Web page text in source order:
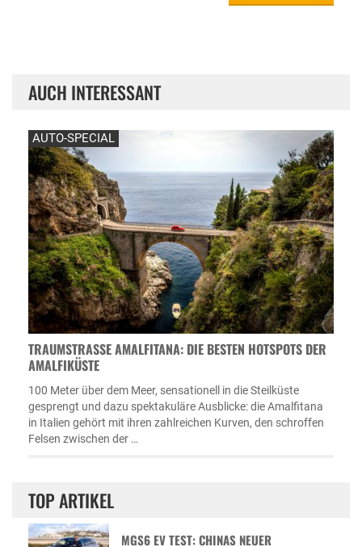
AUCH INTERESSANT
AUTO-SPECIAL
TRAUMSTRASSE AMALFITANA: DIE BESTEN HOTSPOTS DER A
MALFIKÜSTE
100 Meter über dem Meer, sensationell in die Steilküste
gesprengt und dazu spektakuläre Ausblicke: die Amalfitana
in Italien gehört mit ihren zahlreichen Kurven, den schroffen
Felsen zwischen der …
TOP ARTIKEL
MGS6 EV TEST: CHINAS NEUER